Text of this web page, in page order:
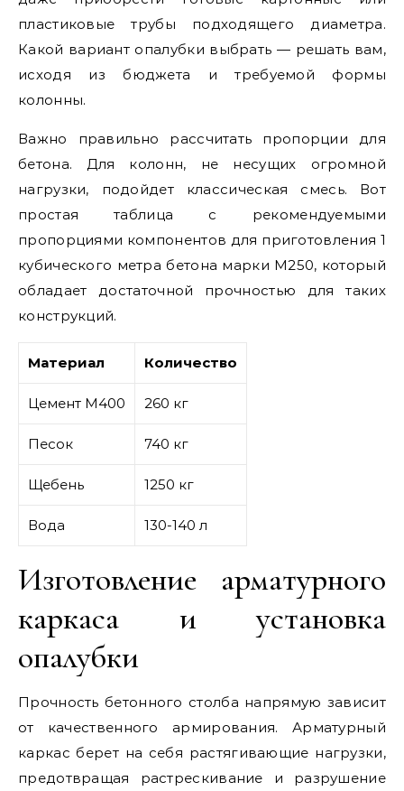
пластиковые трубы подходящего диаметра.
Какой вариант опалубки выбрать — решать вам,
исходя из бюджета и требуемой формы
колонны.
Важно правильно рассчитать пропорции для
бетона. Для колонн, не несущих огромной
нагрузки, подойдет классическая смесь. Вот
простая таблица с рекомендуемыми
пропорциями компонентов для приготовления 1
кубического метра бетона марки М250, который
обладает достаточной прочностью для таких
конструкций.
Материал Количество
Цемент М400 260 кг
Песок 740 кг
Щебень 1250 кг
Вода 130-140 л
Изготовление арматурного
каркаса и установка
опалубки
Прочность бетонного столба напрямую зависит
от качественного армирования. Арматурный
каркас берет на себя растягивающие нагрузки,
предотвращая растрескивание и разрушение